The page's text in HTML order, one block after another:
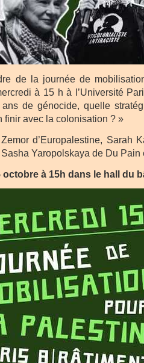
de la journée de
à 15 h à l’Université
de génocide, quelle
finir avec la colonisation ? »
d’Europalestine, Sarah
Yaropolskaya de Du Pain
octobre à 15h dans le hall du